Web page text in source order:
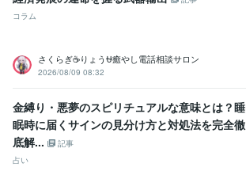
コラム
さくらぎ☕りょう⛎癒やし電話相談サロン
2026/08/09 08:32
金縛り・悪夢のスピリチュアルな意味とは？睡
眠時に届くサインの見分け方と対処法を完全徹
底解...
記事
占い